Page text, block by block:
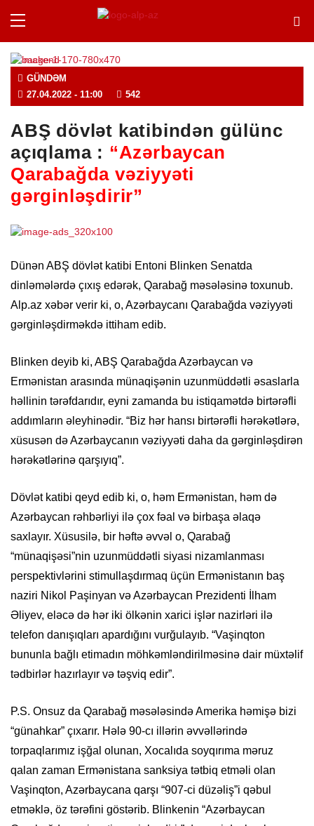
GÜNDƏM
27.04.2022 - 11:00 542
ABŞ dövlət katibindən gülünc
açıqlama : “Azərbaycan
Qarabağda vəziyyəti
gərginləşdirir”
Dünən ABŞ dövlət katibi Entoni Blinken Senatda
dinləmələrdə çıxış edərək, Qarabağ məsələsinə toxunub.
Alp.az xəbər verir ki, o, Azərbaycanı Qarabağda vəziyyəti
gərginləşdirməkdə ittiham edib.
Blinken deyib ki, ABŞ Qarabağda Azərbaycan və
Ermənistan arasında münaqişənin uzunmüddətli əsaslarla
həllinin tərəfdarıdır, eyni zamanda bu istiqamətdə birtərəfli
addımların əleyhinədir. “Biz hər hansı birtərəfli hərəkətlərə,
xüsusən də Azərbaycanın vəziyyəti daha da gərginləşdirən
hərəkətlərinə qarşıyıq”.
Dövlət katibi qeyd edib ki, o, həm Ermənistan, həm də
Azərbaycan rəhbərliyi ilə çox fəal və birbaşa əlaqə
saxlayır. Xüsusilə, bir həftə əvvəl o, Qarabağ
“münaqişəsi”nin uzunmüddətli siyasi nizamlanması
perspektivlərini stimullaşdırmaq üçün Ermənistanın baş
naziri Nikol Paşinyan və Azərbaycan Prezidenti İlham
Əliyev, eləcə də hər iki ölkənin xarici işlər nazirləri ilə
telefon danışıqları apardığını vurğulayıb. “Vaşinqton
bununla bağlı etimadın möhkəmləndirilməsinə dair müxtəlif
tədbirlər hazırlayır və təşviq edir”.
P.S. Onsuz da Qarabağ məsələsində Amerika həmişə bizi
“günahkar” çıxarır. Hələ 90-cı illərin əvvəllərində
torpaqlarımız işğal olunan, Xocalıda soyqırıma məruz
qalan zaman Ermənistana sanksiya tətbiq etməli olan
Vaşinqton, Azərbaycana qarşı “907-ci düzəliş”i qəbul
etməklə, öz tərəfini göstərib. Blinkenin “Azərbaycan